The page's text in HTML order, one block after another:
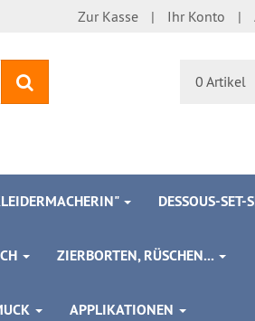
Zur Kasse Ihr Konto
0 Artikel
DESSOUS-SET-
ZIERBORTEN, RÜSCHEN...
APPLIKATIONEN